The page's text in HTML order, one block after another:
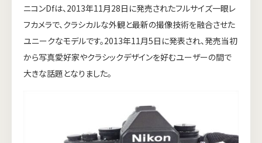
ニコンDfは、2013年11月28日に発売されたフルサイズ一眼レ
フカメラで、クラシカルな外観と最新の撮像技術を融合させた
ユニークなモデルです。2013年11月5日に発表され、発売当初
から写真愛好家やクラシックデザインを好むユーザーの間で
大きな話題となりました。